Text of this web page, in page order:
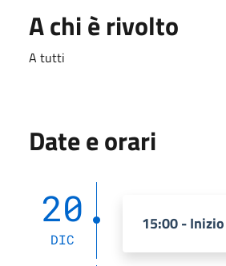
A chi è rivolto
A tutti
Date e orari
20
DIC
15:00 -